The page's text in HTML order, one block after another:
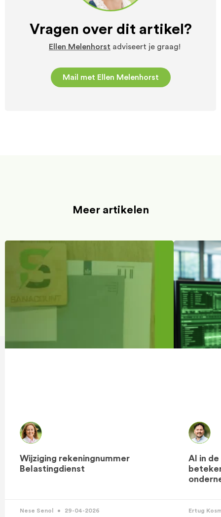
Vragen over dit artikel?
Ellen Melenhorst adviseert je graag!
Mail met Ellen Melenhorst
Meer artikelen
Wijziging rekeningnummer
Belastingdienst
Nese Senol 29-04-2026
AI in
Ertug